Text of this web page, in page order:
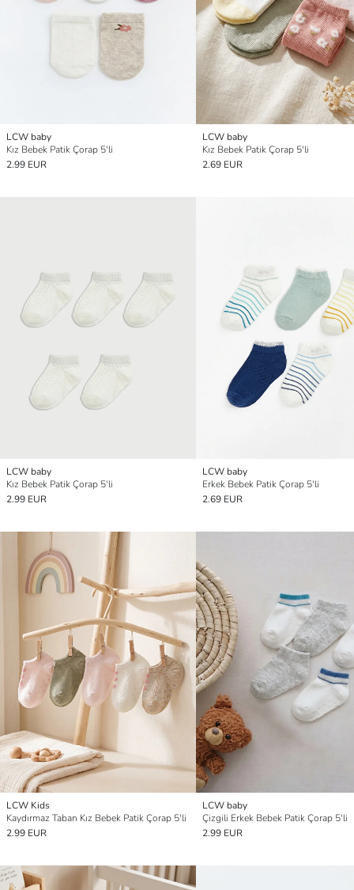
LCW baby
Kız Bebek Patik Çorap 5'li
2.99 EUR
LCW baby
Kız Bebek Patik Çorap 5'li
2.69 EUR
LCW baby
Kız Bebek Patik Çorap 5'li
2.99 EUR
LCW baby
Erkek Bebek Patik Çorap 5'li
2.69 EUR
LCW Kids
Kaydırmaz Taban Kız Bebek Patik Çorap 5'li
2.99 EUR
LCW baby
Çizgili Erkek Bebek Patik Çorap 5'li
2.99 EUR